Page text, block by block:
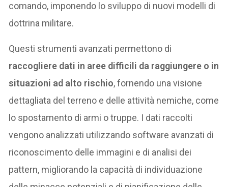
comando, imponendo lo sviluppo di nuovi modelli di
dottrina militare.
Questi strumenti avanzati permettono di
raccogliere dati in aree difficili da raggiungere o in
situazioni ad alto rischio, fornendo una visione
dettagliata del terreno e delle attività nemiche, come
lo spostamento di armi o truppe. I dati raccolti
vengono analizzati utilizzando software avanzati di
riconoscimento delle immagini e di analisi dei
pattern, migliorando la capacità di individuazione